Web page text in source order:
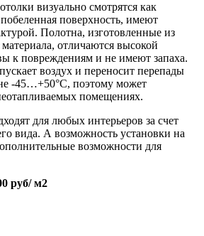
визуально смотрятся как
поверхность, имеют
Полотна, изготовленные из
отличаются высокой
к повреждениям и не имеют запаха.
воздух и переносит перепады
-45…+50°С, поэтому может
помещениях.
для любых интерьеров за счет
вида. А возможность установки на
возможности для
руб/ м2